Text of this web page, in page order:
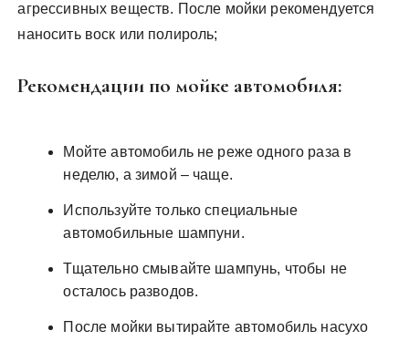
агрессивных веществ. После мойки рекомендуется
наносить воск или полироль;
Рекомендации по мойке автомобиля:
Мойте автомобиль не реже одного раза в
неделю, а зимой – чаще.
Используйте только специальные
автомобильные шампуни.
Тщательно смывайте шампунь, чтобы не
осталось разводов.
После мойки вытирайте автомобиль насухо